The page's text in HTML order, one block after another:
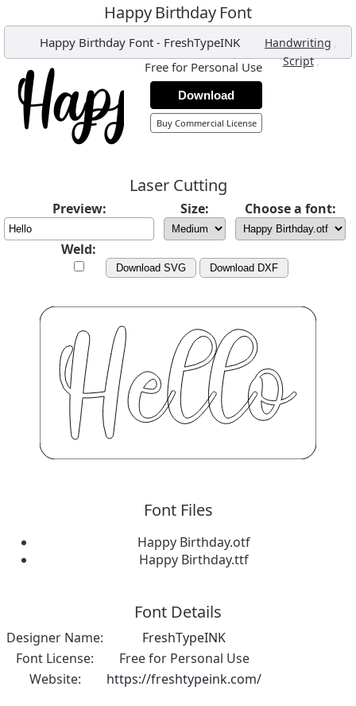
Happy Birthday Font
Happy Birthday Font- FreshTypeINK Handwriting ,
Script,
Free for Personal Use
Download
Buy Commercial License
Laser Cutting
Preview: Size: Choose a font:
Weld:
Download SVG Download DXF
Font Files
Happy Birthday.otf
Happy Birthday.ttf
Font Details
Designer Name:
FreshTypeINK
Font License:
Free for Personal Use
Website:
https://freshtypeink.com/